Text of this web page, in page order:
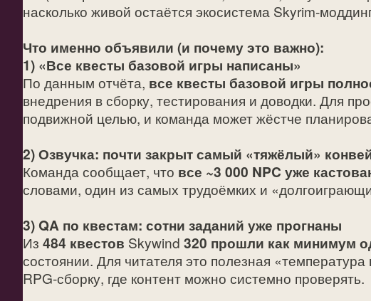
насколько живой остаётся экосистема
Что именно объявили (и почему это важно):
1) «Все квесты базовой игры написаны»
По данным отчёта, все квесты базовой игры
внедрения в сборку, тестирования и доводки. Для
подвижной целью, и команда может жёстче
2) Озвучка: почти закрыт самый «тяжёлый»
Команда сообщает, что все ~3 000 NPC уже
словами, один из самых трудоёмких и
3) QA по квестам: сотни заданий уже прогнаны
Из 484 квестов Skywind 320 прошли как минимум
состоянии. Для читателя это полезная
RPG‑сборку, где контент можно системно проверять.